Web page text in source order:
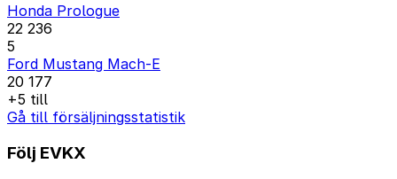
Honda Prologue
22 236
5
Ford Mustang Mach-E
20 177
+5 till
Gå till försäljningsstatistik
Följ EVKX